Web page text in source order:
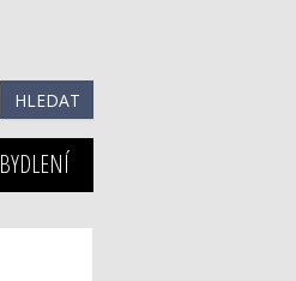
BYDLENÍ